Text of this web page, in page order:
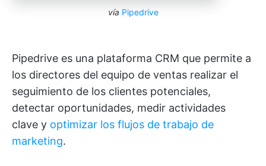
vía Pipedrive
Pipedrive es una plataforma CRM que permite a
los directores del equipo de ventas realizar el
seguimiento de los clientes potenciales,
detectar oportunidades, medir actividades
clave y optimizar los flujos de trabajo de
marketing.